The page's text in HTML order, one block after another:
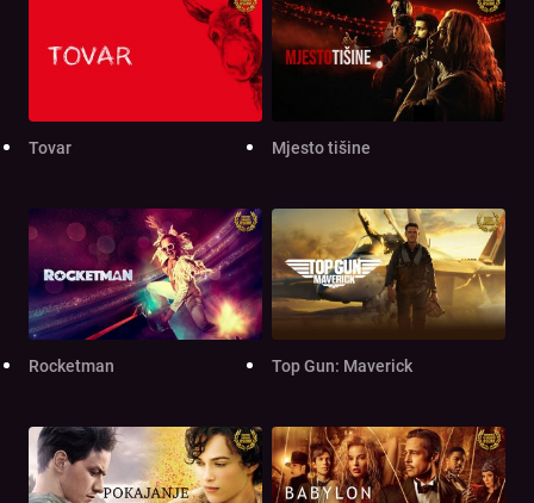
Tovar Mjesto tišine
Rocketman Top Gun: Maverick